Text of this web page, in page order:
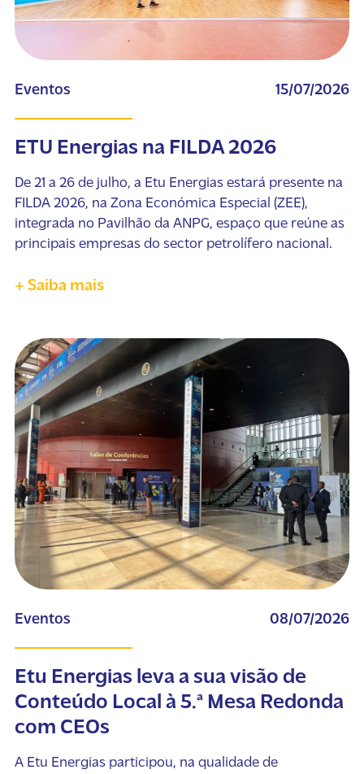
Eventos 15/07/2026
ETU Energias na FILDA 2026
De 21 a 26 de julho, a Etu Energias estará presente na
FILDA 2026, na Zona Económica Especial (ZEE),
integrada no Pavilhão da ANPG, espaço que reúne as
principais empresas do sector petrolífero nacional.
+ Saiba mais
Eventos 08/07/2026
Etu Energias leva a sua visão de
Conteúdo Local à 5.ª Mesa Redonda
com CEOs
A Etu Energias participou, na qualidade de